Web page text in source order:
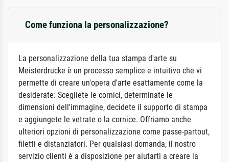
Come funziona la personalizzazione?
La personalizzazione della tua stampa d'arte su
Meisterdrucke è un processo semplice e intuitivo che vi
permette di creare un'opera d'arte esattamente come la
desiderate: Scegliete le cornici, determinate le
dimensioni dell'immagine, decidete il supporto di stampa
e aggiungete le vetrate o la cornice. Offriamo anche
ulteriori opzioni di personalizzazione come passe-partout,
filetti e distanziatori. Per qualsiasi domanda, il nostro
servizio clienti è a disposizione per aiutarti a creare la